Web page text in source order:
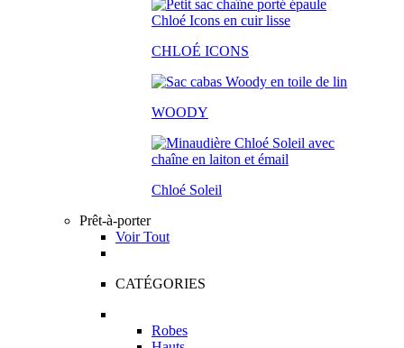
CHLOÉ ICONS
WOODY
Chloé Soleil
Prêt-à-porter
Voir Tout
CATÉGORIES
Robes